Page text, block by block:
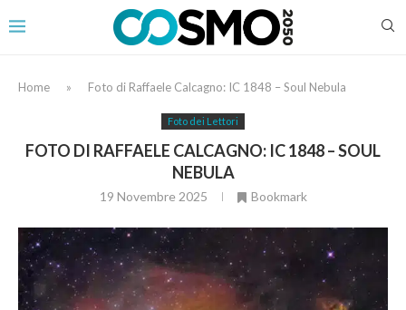
Home » Foto di Raffaele Calcagno: IC 1848 – Soul Nebula
Foto dei Lettori
FOTO DI RAFFAELE CALCAGNO: IC 1848 – SOUL
NEBULA
19 Novembre 2025 Bookmark